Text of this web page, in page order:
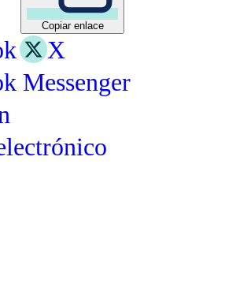
Copiar enlace
X
Messenger